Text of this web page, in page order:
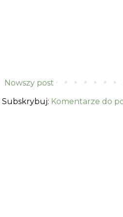
Nowszy post
Subskrybuj: Komentarze do